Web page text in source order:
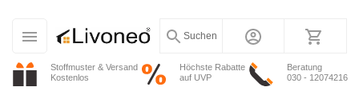
Stoffmuster & Versand
Kostenlos
Höchste Rabatte
auf UVP
Beratung
030 - 12074216
Suchen